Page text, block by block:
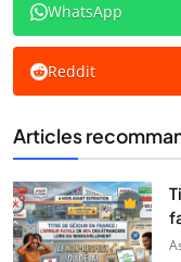
WhatsApp
Reddit
Articles